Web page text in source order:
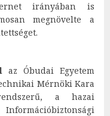
irányában is
megnövelte a
az Óbudai Egyetem
Mérnöki Kara
a hazai